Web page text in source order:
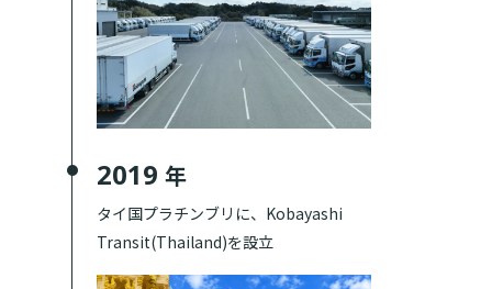
2019 年
タイ国プラチンブリに、Kobayashi
Transit(Thailand)を設立